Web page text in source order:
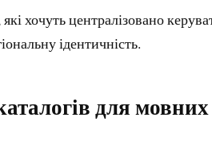
хочуть централізовано
ідентичність.
для мовних